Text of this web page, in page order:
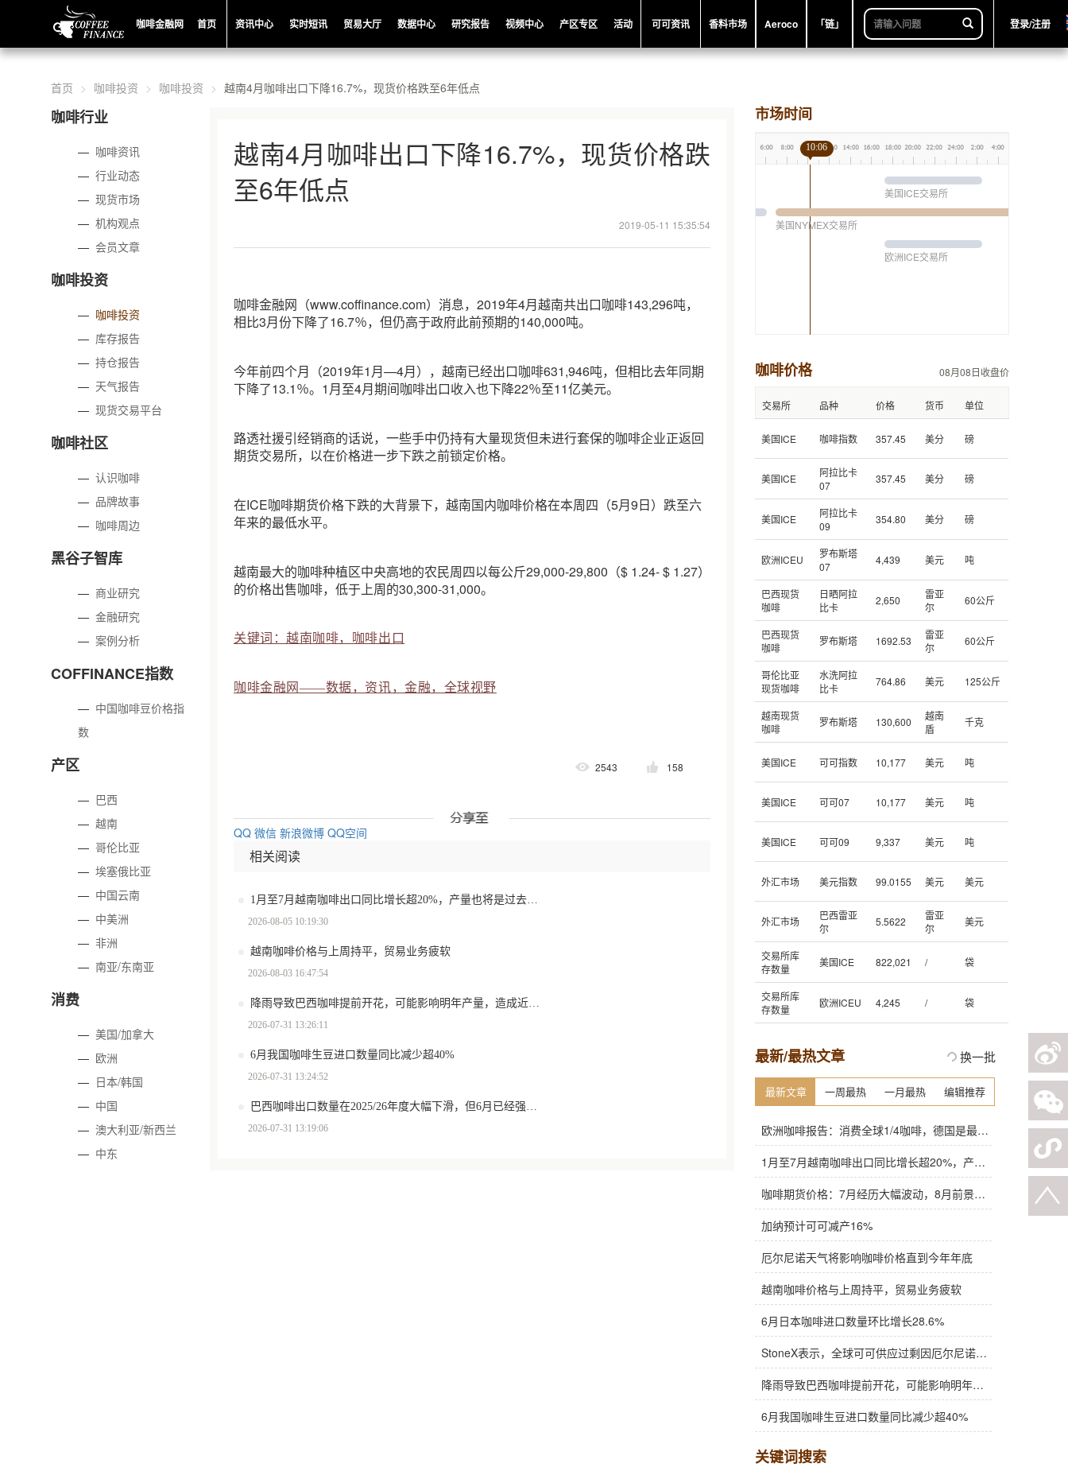
咖啡金融网 首页 资讯中心 实时短讯 贸易大厅 数据中心 研究报告 视频中心 产区专区 活动 可可资讯 香料市场 Aeroco 「链」 登录/注册
首页 咖啡投资 咖啡投资 越南4月咖啡出口下降16.7%，现货价格跌至6年低点
咖啡行业
— 咖啡资讯
—行业动态
—现货市场
—机构观点
—会员文章
咖啡投资
— 咖啡投资
— 库存报告
—持仓报告
— 天气报告
—现货交易平台
咖啡社区
—认识咖啡
— 品牌故事
— 咖啡周边
黑谷子智库
— 商业研究
—金融研究
—案例分析
COFFINANCE指数
— 中国咖啡豆价格指
数
产区
— 巴西
—越南
—哥伦比亚
—埃塞俄比亚
— 中国云南
— 中美洲
—非洲
—南亚/东南亚
消费
—美国/加拿大
— 欧洲
— 日本/韩国
— 中国
— 澳大利亚/新西兰
— 中东
越南4月咖啡出口下降16.7%，现货价格跌
至6年低点
2019-05-11 15:35:54
咖啡金融网（www.coffinance.com）消息，2019年4月越南共出口咖啡143,296吨，
相比3月份下降了16.7％，但仍高于政府此前预期的140,000吨。
今年前四个月（2019年1月—4月），越南已经出口咖啡631,946吨，但相比去年同期
下降了13.1％。1月至4月期间咖啡出口收入也下降22％至11亿美元。
路透社援引经销商的话说，一些手中仍持有大量现货但未进行套保的咖啡企业正返回
期货交易所，以在价格进一步下跌之前锁定价格。
在ICE咖啡期货价格下跌的大背景下，越南国内咖啡价格在本周四（5月9日）跌至六
年来的最低水平。
越南最大的咖啡种植区中央高地的农民周四以每公斤29,000-29,800（$ 1.24- $ 1.27）
的价格出售咖啡，低于上周的30,300-31,000。
关键词：越南咖啡，咖啡出口
咖啡金融网——数据，资讯，金融，全球视野
2543 158
QQ 微信 新浪微博 QQ空间
相关阅读
2026-08-05 10:19:30
越南咖啡价格与上周持平，贸易业务疲软
2026-08-03 16:47:54
2026-07-31 13:26:11
6月我国咖啡生豆进口数量同比减少超40%
2026-07-31 13:24:52
2026-07-31 13:19:06
市场时间
美国ICE交易所
美国NYMEX交易所
欧洲ICE交易所
10:06
咖啡价格 08月08日收盘价
交易所 品种 价格 货币 单位
美国ICE 咖啡指数 357.45 美分 磅
美国ICE
阿拉比卡
07
357.45 美分 磅
美国ICE
阿拉比卡
09
354.80 美分 磅
欧洲ICEU
罗布斯塔
07
4,439 美元 吨
巴西现货
咖啡
日晒阿拉
比卡
2,650
雷亚
尔
60公斤
巴西现货
咖啡
罗布斯塔 1692.53
雷亚
尔
60公斤
哥伦比亚
现货咖啡
水洗阿拉
比卡
764.86 美元 125公斤
越南现货
咖啡
罗布斯塔 130,600
越南
盾
千克
美国ICE 可可指数 10,177 美元 吨
美国ICE 可可07 10,177 美元 吨
美国ICE 可可09 9,337 美元 吨
外汇市场 美元指数 99.0155 美元 美元
外汇市场
巴西雷亚
尔
5.5622
雷亚
尔
美元
交易所库
存数量
美国ICE 822,021 / 袋
交易所库
存数量
欧洲ICEU 4,245 / 袋
最新/最热文章 换一批
最新文章 一周最热 一月最热 编辑推荐
欧洲咖啡报告：消费全球1/4咖啡，德国是最大进口国，意大利在烘焙咖啡生产中领先
1月至7月越南咖啡出口同比增长超20%，产量也将是过去四年来最高
咖啡期货价格：7月经历大幅波动，8月前景依旧不明朗
加纳预计可可减产16%
厄尔尼诺天气将影响咖啡价格直到今年年底
越南咖啡价格与上周持平，贸易业务疲软
6月日本咖啡进口数量环比增长28.6%
StoneX表示，全球可可供应过剩因厄尔尼诺而萎缩
降雨导致巴西咖啡提前开花，可能影响明年产量，造成近期价格波动极不稳定
6月我国咖啡生豆进口数量同比减少超40%
关键词搜索